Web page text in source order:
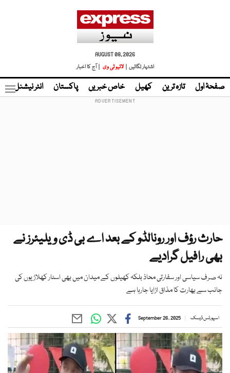
AUGUST 08, 2026
اشتہار لگائیں |
لائیو ٹی وی | آج کا اخبار
صفحۂ اول تازہ ترین کھیل خاص خبریں پاکستان انٹر نیشنل
حارث رؤف اور رونالڈو کے بعد اے بی ڈی ویلیئرز نے
بھی رافیل گرادیے
نہ صرف سیاسی اور سفارتی محاذ بلکہ کھیلوں کے میدان میں بھی اسٹار کھلاڑیوں کی
جانب سے بھارت کا مذاق اڑایا جارہا ہے
اسپورٹس ڈیسک September 26, 2025